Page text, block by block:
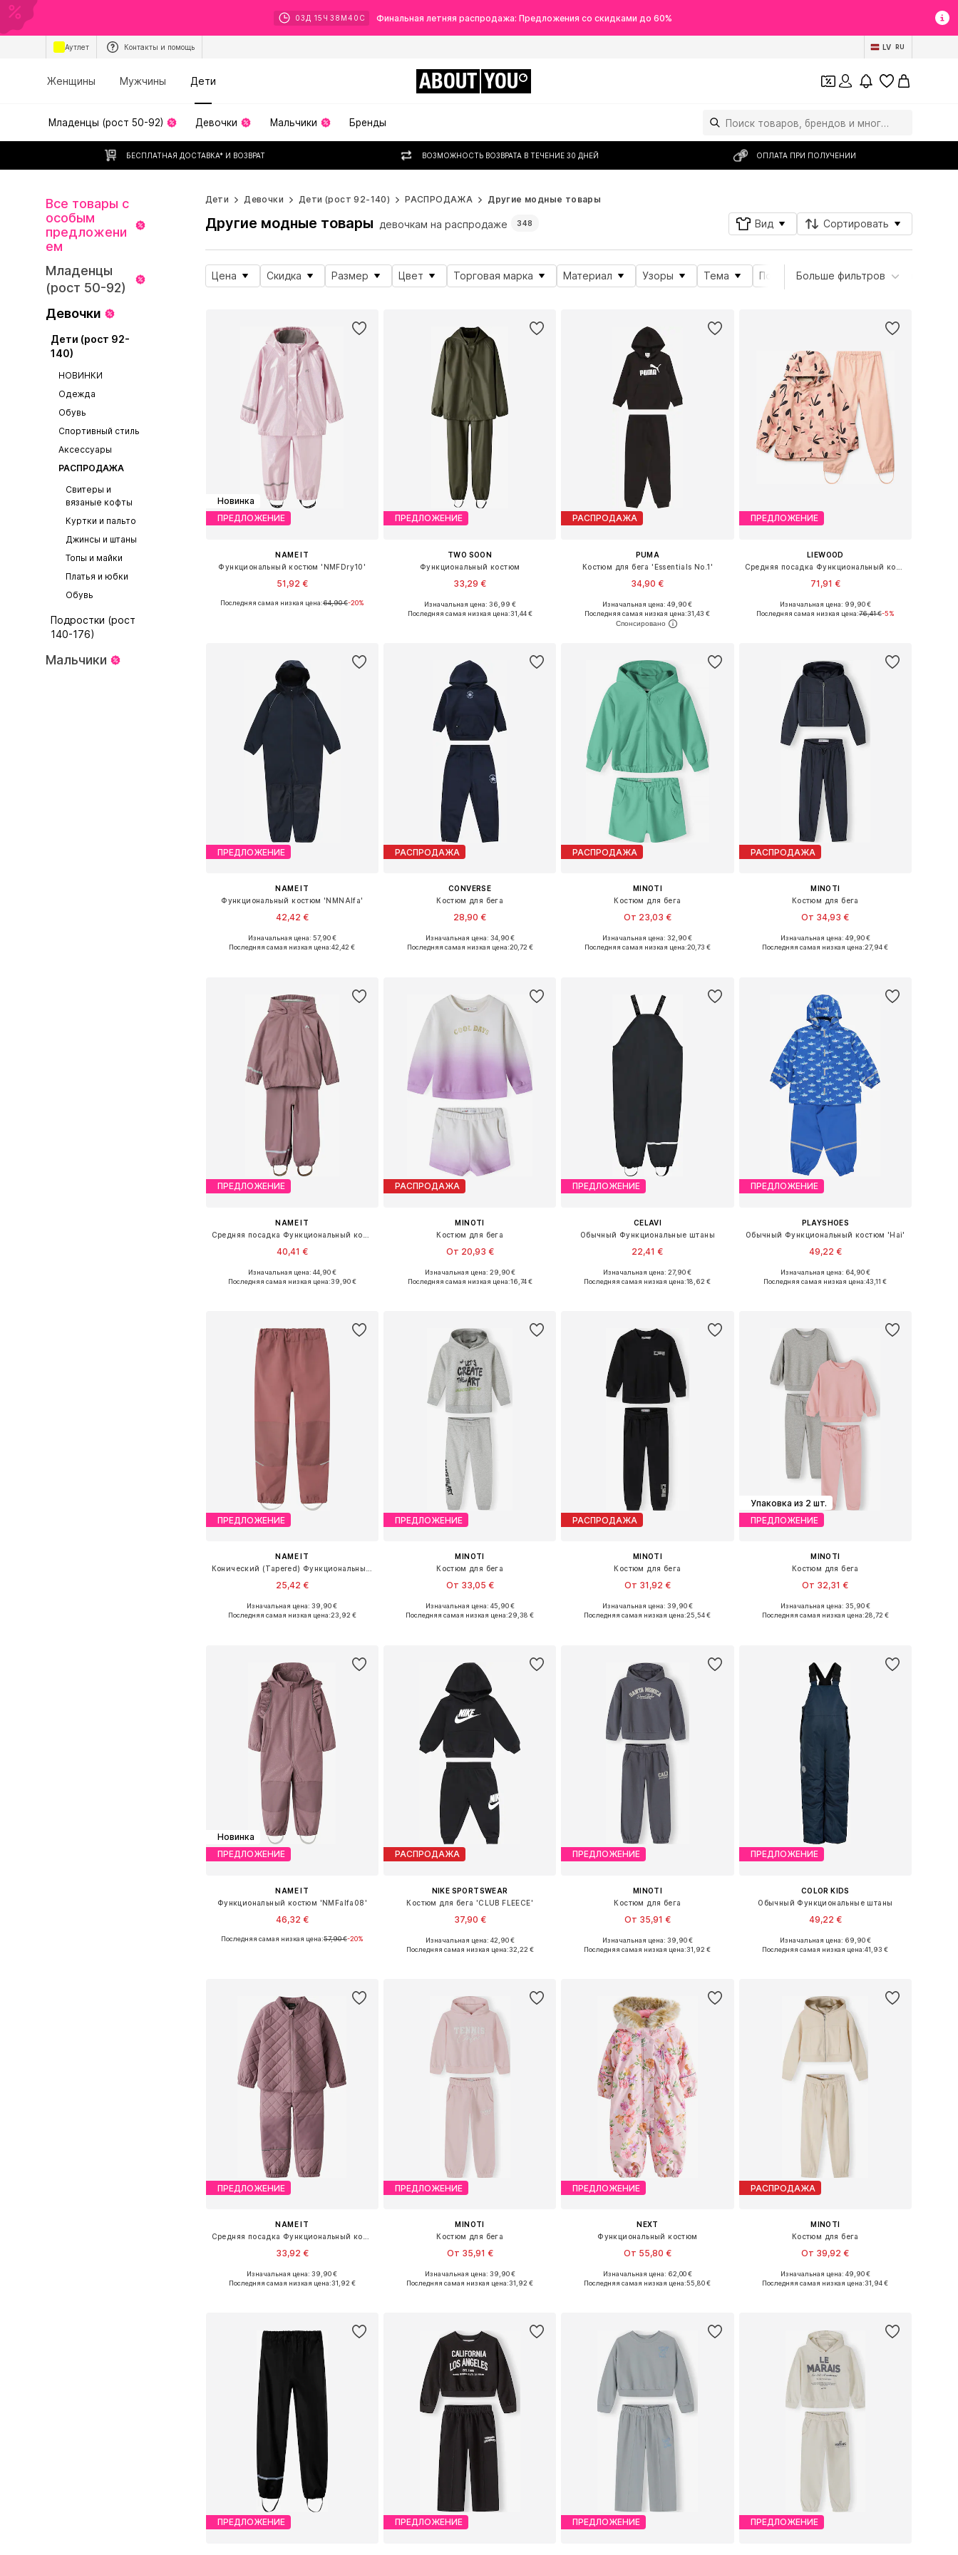
03 Д 15 Ч 38 М38 С Финальная летняя распродажа: Предложения со скидками до 60%
Аутлет Контакты и помощь LV RU
Женщины Мужчины Дети ABOUT YOU
Младенцы (рост 50-92) Девочки Мальчики Бренды
БЕСПЛАТНАЯ ДОСТАВКА* И ВОЗВРАТ ВОЗМОЖНОСТЬ ВОЗВРАТА В ТЕЧЕНИЕ 30 ДНЕЙ ОПЛАТА ПРИ ПОЛУЧЕНИИ
Все товары с
особым
предложени
ем
Младенцы
(рост 50-92)
Девочки
Дети (рост 92-
140)
НОВИНКИ
Одежда
Обувь
Спортивный стиль
Аксессуары
РАСПРОДАЖА
Свитеры и
вязаные кофты
Куртки и пальто
Джинсы и штаны
Топы и майки
Платья и юбки
Обувь
Подростки (рост
140-176)
Мальчики
Дети Девочки Дети (рост 92-140) РАСПРОДАЖА Другие модные товары
Другие модные товары девочкам на распродаже 348 Вид Сортировать
Цена Скидка Размер Цвет Торговая марка Материал Узоры Тема Подробности Свойства продукта
Больше фильтров
Новинка
ПРЕДЛОЖЕНИЕ
NAME IT
Функциональный костюм 'NMFDry10'
51,92 €
Последняя самая низкая цена:64,90 €-20%
ПРЕДЛОЖЕНИЕ
TWO SOON
Функциональный костюм
33,29 €
Доступно множество размеров
Изначальная цена: 36,99 €
Последняя самая низкая цена:31,44 €
РАСПРОДАЖА
PUMA
Костюм для бега 'Essentials No.1'
34,90 €
Доступные размеры: 98, 104, 110, 116
Добавить в корзину
Изначальная цена: 49,90 €
Последняя самая низкая цена:31,43 €
ПРЕДЛОЖЕНИЕ
LIEWOOD
71,91 €
Доступно множество размеров
Изначальная цена: 99,90 €
Последняя самая низкая цена:76,41 €-5%
ПРЕДЛОЖЕНИЕ
NAME IT
Функциональный костюм 'NMNAlfa'
42,42 €
Доступно множество размеров
Изначальная цена: 57,90 €
Последняя самая низкая цена:42,42 €
РАСПРОДАЖА
CONVERSE
Костюм для бега
28,90 €
Доступные размеры: 80-86, 86-92
Изначальная цена: 34,90 €
Последняя самая низкая цена:20,72 €
РАСПРОДАЖА
MINOTI
Костюм для бега
От 23,03 €
Доступно множество размеров
Изначальная цена: 32,90 €
Последняя самая низкая цена:20,73 €
РАСПРОДАЖА
MINOTI
Костюм для бега
От 34,93 €
Доступно множество размеров
Изначальная цена: 49,90 €
Последняя самая низкая цена:27,94 €
ПРЕДЛОЖЕНИЕ
NAME IT
40,41 €
+ 2
Доступно множество размеров
Изначальная цена: 44,90 €
Последняя самая низкая цена:39,90 €
РАСПРОДАЖА
MINOTI
Костюм для бега
От 20,93 €
Доступно множество размеров
Изначальная цена: 29,90 €
Последняя самая низкая цена:16,74 €
ПРЕДЛОЖЕНИЕ
CELAVI
Обычный Функциональные штаны
22,41 €
Доступно множество размеров
Изначальная цена: 27,90 €
Последняя самая низкая цена:18,62 €
ПРЕДЛОЖЕНИЕ
PLAYSHOES
Обычный Функциональный костюм 'Hai'
49,22 €
Доступно множество размеров
Изначальная цена: 64,90 €
Последняя самая низкая цена:43,11 €
ПРЕДЛОЖЕНИЕ
NAME IT
25,42 €
Доступно множество размеров
Изначальная цена: 39,90 €
Последняя самая низкая цена:23,92 €
ПРЕДЛОЖЕНИЕ
MINOTI
Костюм для бега
От 33,05 €
Доступно множество размеров
Изначальная цена: 45,90 €
Последняя самая низкая цена:29,38 €
РАСПРОДАЖА
MINOTI
Костюм для бега
От 31,92 €
Доступно множество размеров
Изначальная цена: 39,90 €
Последняя самая низкая цена:25,54 €
Упаковка из 2 шт.
ПРЕДЛОЖЕНИЕ
MINOTI
Костюм для бега
От 32,31 €
Доступно множество размеров
Изначальная цена: 35,90 €
Последняя самая низкая цена:28,72 €
Новинка
ПРЕДЛОЖЕНИЕ
NAME IT
Функциональный костюм 'NMFalfa08'
46,32 €
Доступно множество размеров
Последняя самая низкая цена:57,90 €-20%
РАСПРОДАЖА
NIKE SPORTSWEAR
Костюм для бега 'CLUB FLEECE'
37,90 €
+ 2
Доступные размеры: 74-80, 86-92
Изначальная цена: 42,90 €
Последняя самая низкая цена:32,22 €
ПРЕДЛОЖЕНИЕ
MINOTI
Костюм для бега
От 35,91 €
Доступно множество размеров
Изначальная цена: 39,90 €
Последняя самая низкая цена:31,92 €
ПРЕДЛОЖЕНИЕ
COLOR KIDS
Обычный Функциональные штаны
49,22 €
Доступно множество размеров
Изначальная цена: 69,90 €
Последняя самая низкая цена:41,93 €
ПРЕДЛОЖЕНИЕ
NAME IT
33,92 €
Доступно множество размеров
Изначальная цена: 39,90 €
Последняя самая низкая цена:31,92 €
ПРЕДЛОЖЕНИЕ
MINOTI
Костюм для бега
От 35,91 €
Доступно множество размеров
Изначальная цена: 39,90 €
Последняя самая низкая цена:31,92 €
ПРЕДЛОЖЕНИЕ
NEXT
Функциональный костюм
От 55,80 €
Изначальная цена: 62,00 €
Последняя самая низкая цена:55,80 €
РАСПРОДАЖА
MINOTI
Костюм для бега
От 39,92 €
Доступно множество размеров
Изначальная цена: 49,90 €
Последняя самая низкая цена:31,94 €
ПРЕДЛОЖЕНИЕ ПРЕДЛОЖЕНИЕ ПРЕДЛОЖЕНИЕ ПРЕДЛОЖЕНИЕ